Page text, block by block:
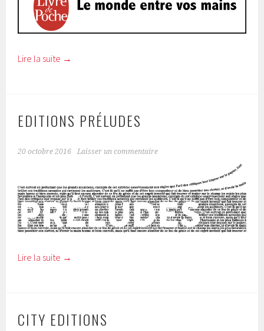
Lire la suite →
EDITIONS PRÉLUDES
20 octobre 2016 Laisser un commentaire
Lire la suite →
CITY EDITIONS